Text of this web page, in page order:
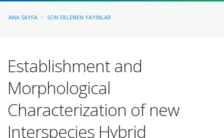
ANA SAYFA SON EKLENEN YAYINLAR
Establishment and
Morphological
Characterization of new
Interspecies Hybrid